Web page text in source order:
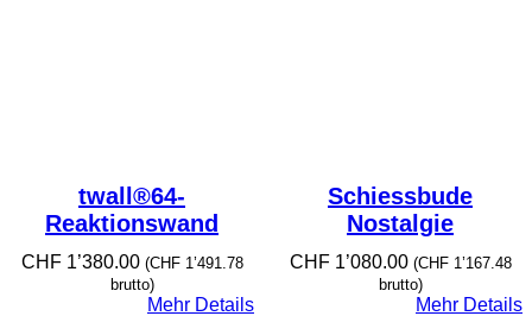
twall®64-
Reaktionswand
CHF1’380.00 (CHF1’491.78
brutto)
Mehr Details
Schiessbude
Nostalgie
CHF1’080.00 (CHF1’167.48
brutto)
Mehr Details